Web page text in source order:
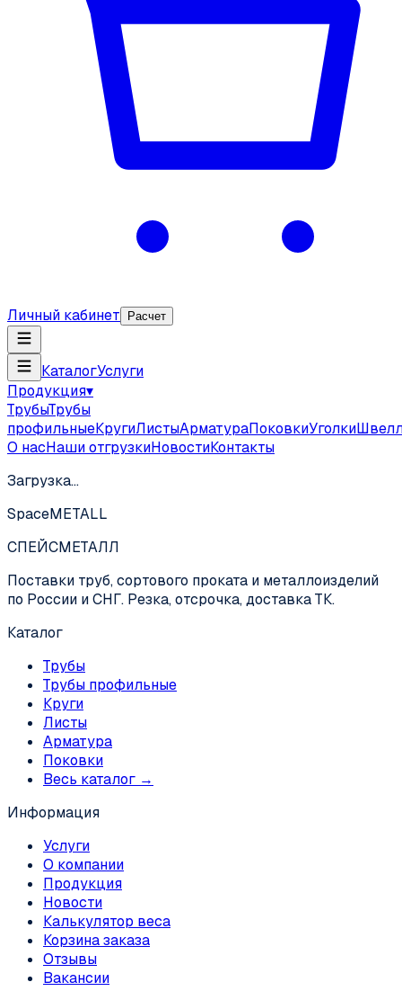
Личный кабинет Расчет
КаталогУслуги
Продукция▾
ТрубыТрубы
профильныеКругиЛистыАрматураПоковкиУголки
О насНаши отгрузкиНовостиКонтакты
Загрузка…
SpaceMETALL
СПЕЙСМЕТАЛЛ
Поставки труб, сортового проката и металлоизделий
по России и СНГ. Резка, отсрочка, доставка ТК.
Каталог
Трубы
Трубы профильные
Круги
Листы
Арматура
Поковки
Весь каталог →
Информация
Услуги
О компании
Продукция
Новости
Калькулятор веса
Корзина заказа
Отзывы
Вакансии